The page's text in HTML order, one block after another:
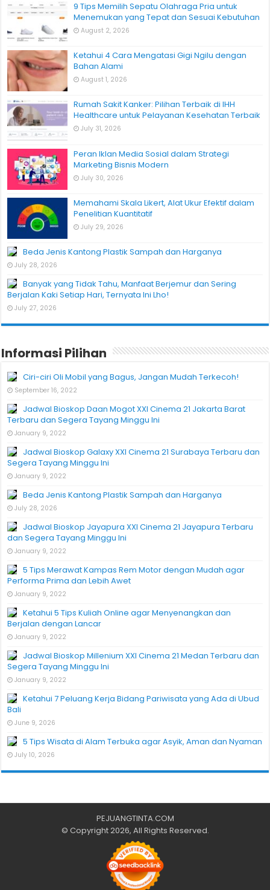
9 Tips Memilih Sepatu Olahraga Pria untuk
Menemukan yang Tepat dan Sesuai Kebutuhan
August 2, 2026
Ketahui 4 Cara Mengatasi Gigi Ngilu dengan
Bahan Alami
August 1, 2026
Rumah Sakit Kanker: Pilihan Terbaik di IHH
Healthcare untuk Pelayanan Kesehatan Terbaik
July 31, 2026
Peran Iklan Media Sosial dalam Strategi
Marketing Bisnis Modern
July 30, 2026
Memahami Skala Likert, Alat Ukur Efektif dalam
Penelitian Kuantitatif
July 29, 2026
Beda Jenis Kantong Plastik Sampah dan Harganya
July 28, 2026
Banyak yang Tidak Tahu, Manfaat Berjemur dan Sering
Berjalan Kaki Setiap Hari, Ternyata Ini Lho!
July 27, 2026
Informasi Pilihan
Ciri-ciri Oli Mobil yang Bagus, Jangan Mudah Terkecoh!
September 16, 2022
Jadwal Bioskop Daan Mogot XXI Cinema 21 Jakarta Barat
Terbaru dan Segera Tayang Minggu Ini
January 9, 2022
Jadwal Bioskop Galaxy XXI Cinema 21 Surabaya Terbaru dan
Segera Tayang Minggu Ini
January 9, 2022
Beda Jenis Kantong Plastik Sampah dan Harganya
July 28, 2026
Jadwal Bioskop Jayapura XXI Cinema 21 Jayapura Terbaru
dan Segera Tayang Minggu Ini
January 9, 2022
5 Tips Merawat Kampas Rem Motor dengan Mudah agar
Performa Prima dan Lebih Awet
January 9, 2022
Ketahui 5 Tips Kuliah Online agar Menyenangkan dan
Berjalan dengan Lancar
January 9, 2022
Jadwal Bioskop Millenium XXI Cinema 21 Medan Terbaru dan
Segera Tayang Minggu Ini
January 9, 2022
Ketahui 7 Peluang Kerja Bidang Pariwisata yang Ada di Ubud
Bali
June 9, 2026
5 Tips Wisata di Alam Terbuka agar Asyik, Aman dan Nyaman
July 10, 2026
PEJUANGTINTA.COM
© Copyright 2026, All Rights Reserved.